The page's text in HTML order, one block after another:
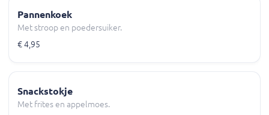
Pannenkoek
Met stroop en poedersuiker.
€ 4,95
Snackstokje
Met frites en appelmoes.